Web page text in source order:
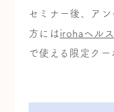
セミナー後、ア
方にはirohaヘル
で使える限定クー